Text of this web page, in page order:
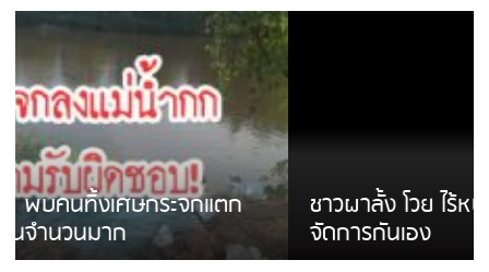
ชาวผาลั้ง โวย ไร้หน่วยงานดูแล ดินสไลด์ ต้อง
จัดการกันเอง